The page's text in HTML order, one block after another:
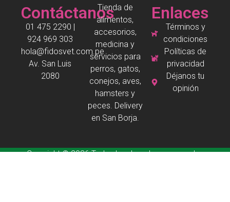
Contáctanos
01 475 2290 |
924 969 303
hola@fidosvet.com.pe
Av. San Luis
2080
Tienda de
alimentos,
accesorios,
medicina y
servicios para
perros, gatos,
conejos, aves,
hamsters y
peces. Delivery
en San Borja.
Enlaces
Términos y
condiciones
Políticas de
privacidad
Déjanos tu
opinión
Copyright © 2026 Todos los derechos reservados